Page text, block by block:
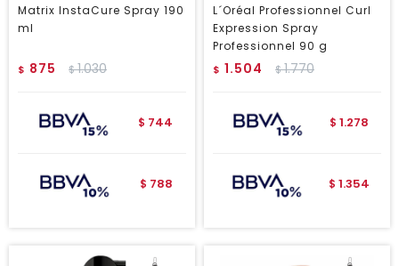
Matrix InstaCure Spray 190
ml
$ 875 $1.030
$ 744
$ 788
L´Oréal Professionnel Curl
Expression Spray
Professionnel 90 g
$ 1.504 $1.770
$ 1.278
$ 1.354